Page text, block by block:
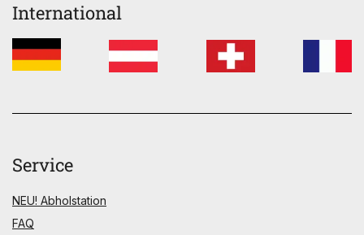
International
Service
NEU! Abholstation
FAQ